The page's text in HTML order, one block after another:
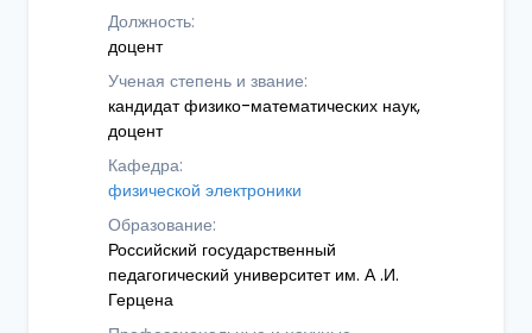
Должность:
доцент
Ученая степень и звание:
кандидат физико-математических наук,
доцент
Кафедра:
физической электроники
Образование:
Российский государственный
педагогический университет им. А .И.
Герцена